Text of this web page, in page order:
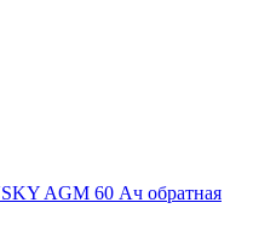
AGM 60 Ач обратная